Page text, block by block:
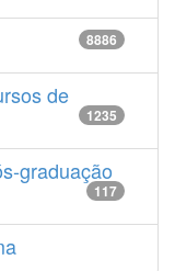
8886
de
1235
graduação
117